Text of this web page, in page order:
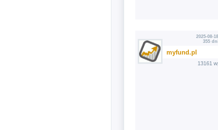
2025-08-
355
myfund.pl
13161